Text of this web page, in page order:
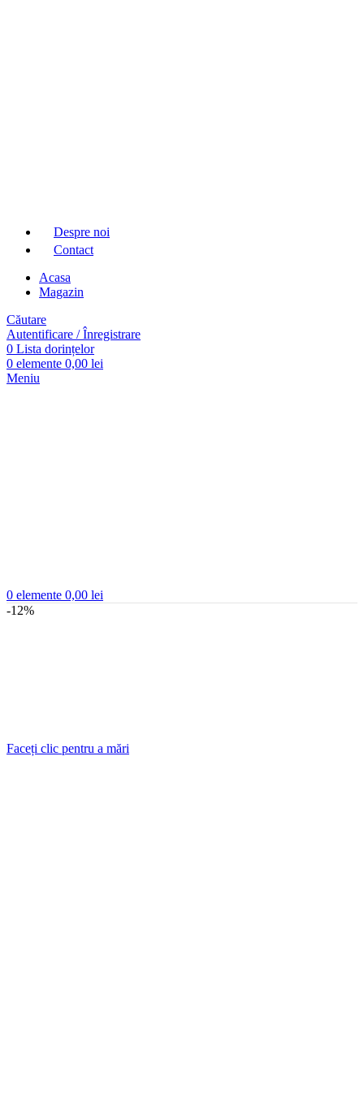
Despre noi
Contact
Acasa
Magazin
Căutare
Autentificare / Înregistrare
0 Lista dorințelor
0 elemente 0,00 lei
Meniu
0 elemente 0,00 lei
-12%
Faceți clic pentru a mări